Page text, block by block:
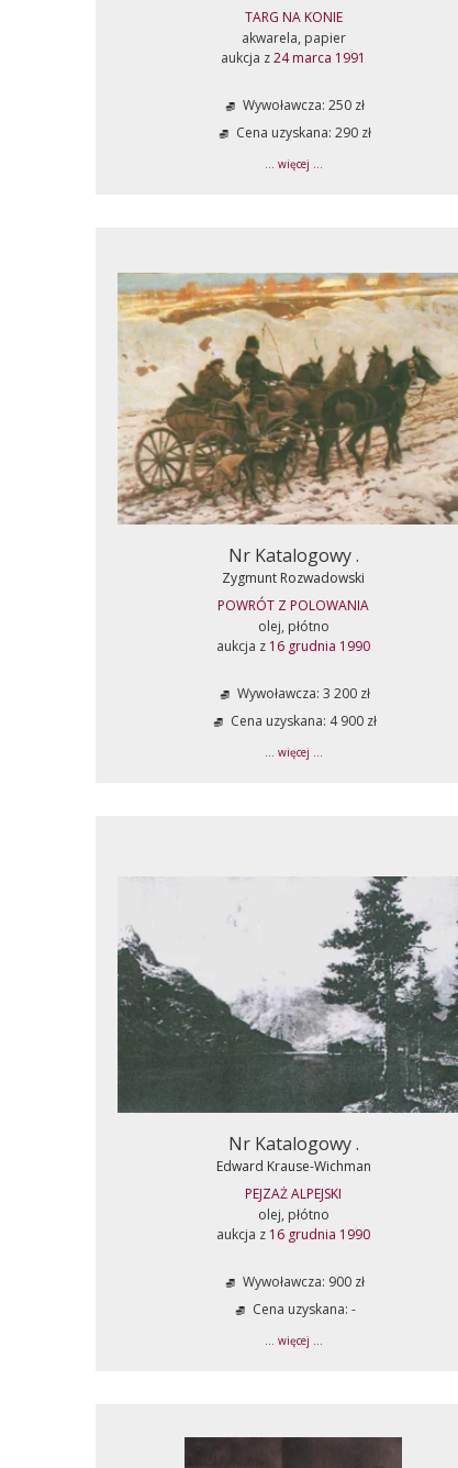
TARG NA KONIE
akwarela, papier
aukcja z24 marca 1991
Wywoławcza: 250 zł
Cena uzyskana: 290 zł
... więcej ...
Nr Katalogowy .
Zygmunt Rozwadowski
POWRÓT Z POLOWANIA
olej, płótno
aukcja z 16 grudnia 1990
Wywoławcza: 3 200 zł
Cena uzyskana: 4 900 zł
... więcej ...
Nr Katalogowy .
Edward Krause-Wichman
PEJZAŻ ALPEJSKI
olej, płótno
aukcja z 16 grudnia 1990
Wywoławcza: 900 zł
Cena uzyskana: -
... więcej ...